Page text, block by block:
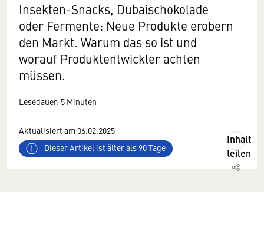
Insekten-Snacks, Dubaischokolade
oder Fermente: Neue Produkte erobern
den Markt. Warum das so ist und
worauf Produktentwickler achten
müssen.
Lesedauer: 5 Minuten
Aktualisiert am 06.02.2025
Dieser Artikel ist älter als 90 Tage
Inhalt
teilen